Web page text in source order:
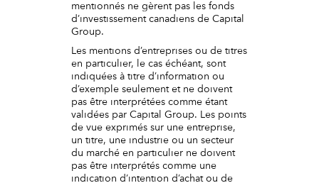
mentionnés ne gèrent pas les fonds
d’investissement canadiens de Capital
Group.
Les mentions d’entreprises ou de titres
en particulier, le cas échéant, sont
indiquées à titre d’information ou
d’exemple seulement et ne doivent
pas être interprétées comme étant
validées par Capital Group. Les points
de vue exprimés sur une entreprise,
un titre, une industrie ou un secteur
du marché en particulier ne doivent
pas être interprétés comme une
indication d’intention d’achat ou de